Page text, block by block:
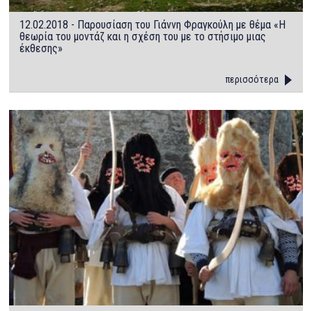
12.02.2018 - Παρουσίαση του Γιάννη Φραγκούλη με θέμα «Η
θεωρία του μοντάζ και η σχέση του με το στήσιμο μιας
έκθεσης»
περισσότερα